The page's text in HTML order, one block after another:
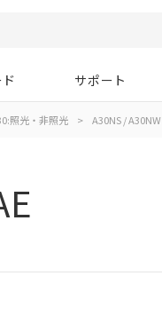
サポート
照光・非照光 > A30NS / A30NW